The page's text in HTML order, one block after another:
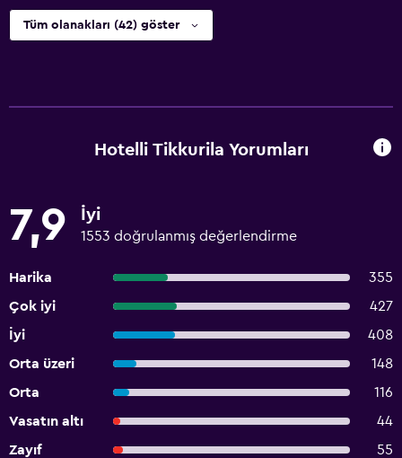
Tüm olanakları (42) göster
Hotelli Tikkurila Yorumları
7,9 İyi
1553 doğrulanmış değerlendirme
Harika
355
Çok iyi
427
İyi
408
Orta üzeri
148
Orta
116
Vasatın altı
44
Zayıf
55